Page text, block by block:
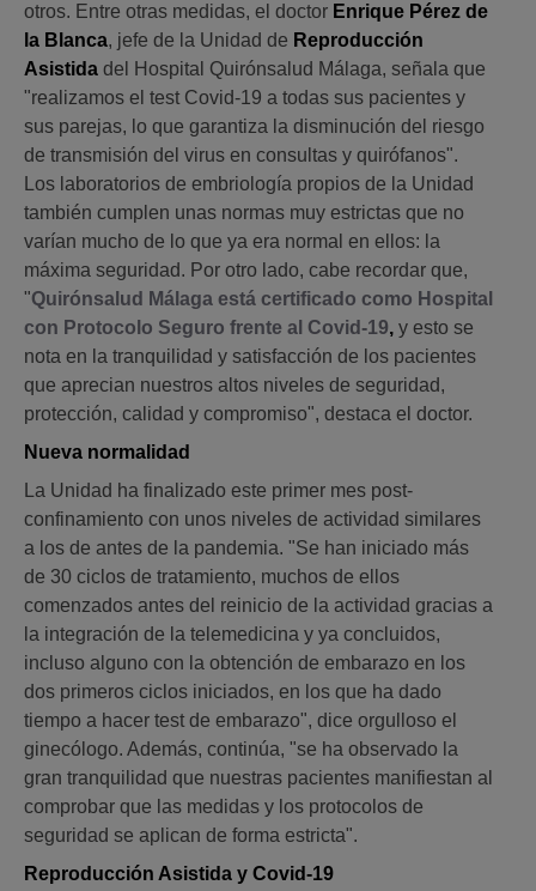
otros. Entre otras medidas, el doctor Enrique Pérez de
la Blanca, jefe de la Unidad de Reproducción
Asistida del Hospital Quirónsalud Málaga, señala que
"realizamos el test Covid-19 a todas sus pacientes y
sus parejas, lo que garantiza la disminución del riesgo
de transmisión del virus en consultas y quirófanos".
Los laboratorios de embriología propios de la Unidad
también cumplen unas normas muy estrictas que no
varían mucho de lo que ya era normal en ellos: la
máxima seguridad. Por otro lado, cabe recordar que,
"Quirónsalud Málaga está certificado como Hospital
con Protocolo Seguro frente al Covid-19, y esto se
nota en la tranquilidad y satisfacción de los pacientes
que aprecian nuestros altos niveles de seguridad,
protección, calidad y compromiso", destaca el doctor.
Nueva normalidad
La Unidad ha finalizado este primer mes post-
confinamiento con unos niveles de actividad similares
a los de antes de la pandemia. "Se han iniciado más
de 30 ciclos de tratamiento, muchos de ellos
comenzados antes del reinicio de la actividad gracias a
la integración de la telemedicina y ya concluidos,
incluso alguno con la obtención de embarazo en los
dos primeros ciclos iniciados, en los que ha dado
tiempo a hacer test de embarazo", dice orgulloso el
ginecólogo. Además, continúa, "se ha observado la
gran tranquilidad que nuestras pacientes manifiestan al
comprobar que las medidas y los protocolos de
seguridad se aplican de forma estricta".
Reproducción Asistida y Covid-19